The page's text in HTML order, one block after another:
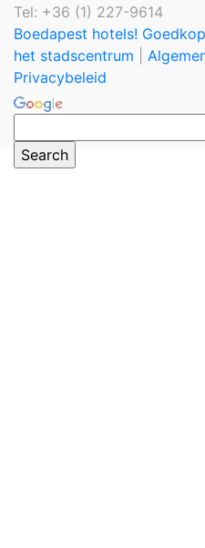
Tel: +36 (1) 227-9614
Boedapest hotels!
het stadscentrum
Privacybeleid